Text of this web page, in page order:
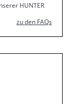
HUNTER
zu den FAQs